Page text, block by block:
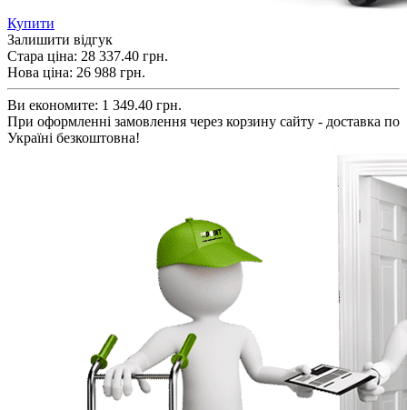
Купити
Залишити відгук
Стара ціна: 28 337.40 грн.
Нова ціна: 26 988 грн.
Ви економите: 1 349.40 грн.
При оформленні замовлення через корзину сайту - доставка по
Україні безкоштовна!